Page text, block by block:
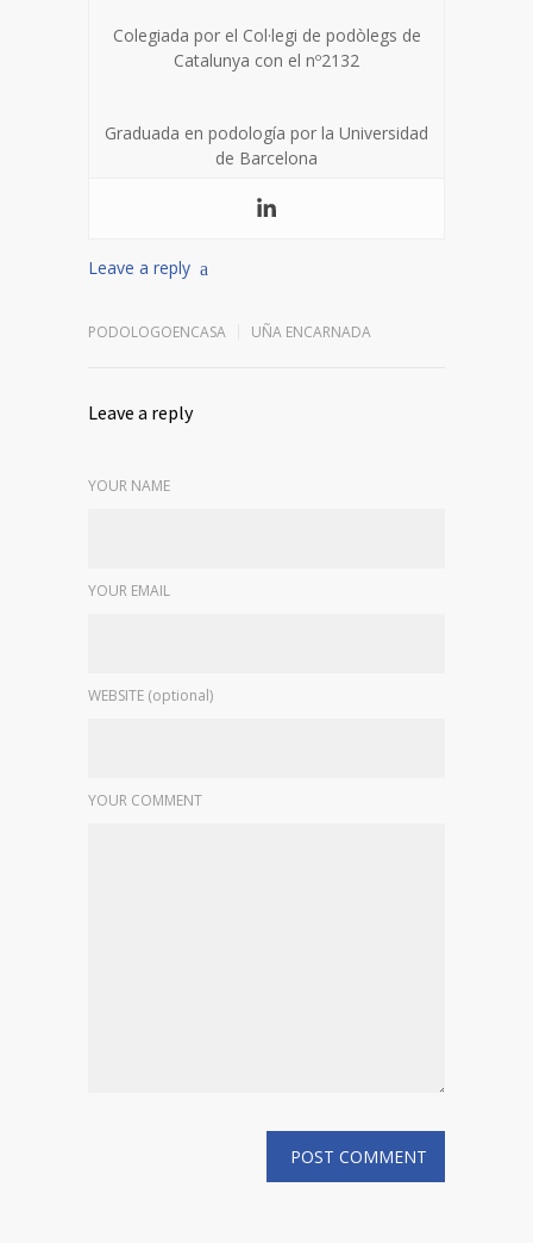
Colegiada por el Col·legi de podòlegs de
Catalunya con el nº2132
Graduada en podología por la Universidad
de Barcelona
Leave a reply
PODOLOGOENCASA UÑA ENCARNADA
Leave a reply
YOUR NAME
YOUR EMAIL
WEBSITE (optional)
YOUR COMMENT